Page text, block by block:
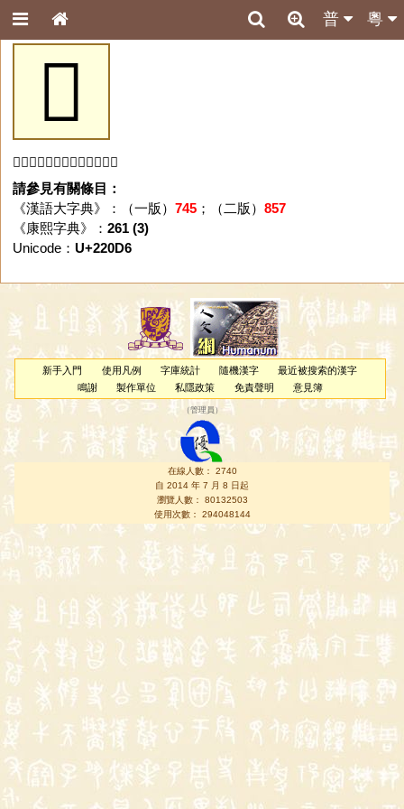
粵
普
𢃖
「𢃖」字未收錄於本資料庫。
請參見有關條目：
《漢語大字典》：（一版） 745；（二版） 857
《康熙字典》： 261 (3)
Unicode： U+220D6
新手入門 使用凡例 字庫統計 隨機漢字
最近被搜索的漢字
鳴謝
製作單位 私隱政策 免責聲明 意見簿
（管理員 ）
在線人數： 2740
自 2014 年 7 月 8 日起
瀏覽人數： 80132503
使用次數： 294048144